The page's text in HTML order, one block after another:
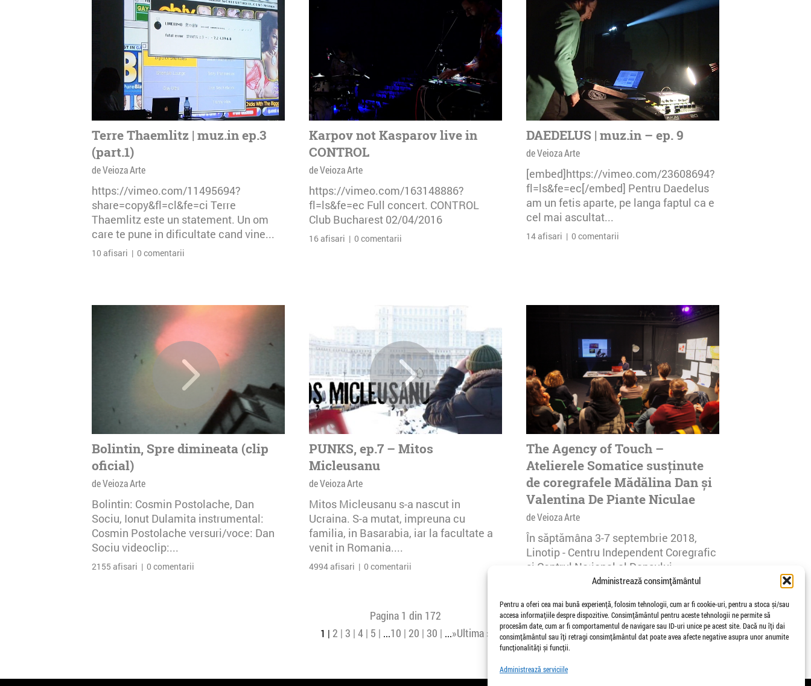
Administrează consimțământul
Pentru a oferi cea mai bună experiență, folosim tehnologii, cum ar fi cookie-uri, pentru a stoca și/sau
accesa informațiile despre dispozitive. Consimțământul pentru aceste tehnologii ne permite să
procesăm date, cum ar fi comportamentul de navigare sau ID-uri unice pe acest site. Dacă nu îți dai
consimțământul sau îți retragi consimțământul dat poate avea afecte negative asupra unor anumite
funcționalități și funcții.
Administrează serviciile
Terre Thaemlitz | muz.in ep.3
(part.1)
de Veioza Arte
https://vimeo.com/11495694?
share=copy&fl=cl&fe=ci Terre
Thaemlitz este un statement. Un om
care te pune in dificultate cand vine...
10 afisari | 0 comentarii
Karpov not Kasparov live in
CONTROL
de Veioza Arte
https://vimeo.com/163148886?
fl=ls&fe=ec Full concert. CONTROL
Club Bucharest 02/04/2016
16 afisari | 0 comentarii
DAEDELUS | muz.in – ep. 9
de Veioza Arte
[embed]https://vimeo.com/23608694?
fl=ls&fe=ec[/embed] Pentru Daedelus
am un fetis aparte, pe langa faptul ca e
cel mai ascultat...
14 afisari | 0 comentarii
Bolintin, Spre dimineata (clip
oficial)
de Veioza Arte
Bolintin: Cosmin Postolache, Dan
Sociu, Ionut Dulamita instrumental:
Cosmin Postolache versuri/voce: Dan
Sociu videoclip:...
2155 afisari | 0 comentarii
PUNKS, ep.7 – Mitos
Micleusanu
de Veioza Arte
Mitos Micleusanu s-a nascut in
Ucraina. S-a mutat, impreuna cu
familia, in Basarabia, iar la facultate a
venit in Romania....
4994 afisari | 0 comentarii
The Agency of Touch –
Atelierele Somatice susținute
de coregrafele Mădălina Dan și
Valentina De Piante Niculae
de Veioza Arte
În săptămâna 3-7 septembrie 2018,
Linotip - Centru Independent Coregrafic
și Centrul Național al Dansului
26 afisari | 0 comentarii
Pagina 1 din 172
1 2 3 4 5 ...10 20 30 ...»Ultima »